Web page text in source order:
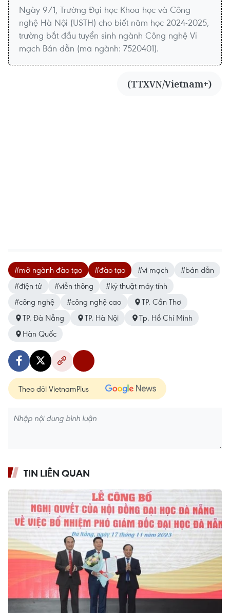
Ngày 9/1, Trường Đại học Khoa học và Công
nghệ Hà Nội (USTH) cho biết năm học 2024-2025,
trường bắt đầu tuyển sinh ngành Công nghệ Vi
mạch Bán dẫn (mã ngành: 7520401).
(TTXVN/Vietnam+)
#mở ngành đào tạo #đào tạo #vi mạch
#bán dẫn
#điện tử
#viễn thông
#kỹ thuật máy tính
#công nghệ
#công nghệ cao
TP. Cần Thơ
TP. Đà Nẵng
TP. Hà Nội
Tp. Hồ Chí Minh
Hàn Quốc
Theo dõi VietnamPlus
TIN LIÊN QUAN